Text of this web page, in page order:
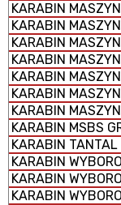
KARABIN
KARABIN
KARABIN
KARABIN
KARABIN
KARABIN
KARABIN
KARABIN MSBS
KARABIN
KARABIN
KARABIN
KARABIN